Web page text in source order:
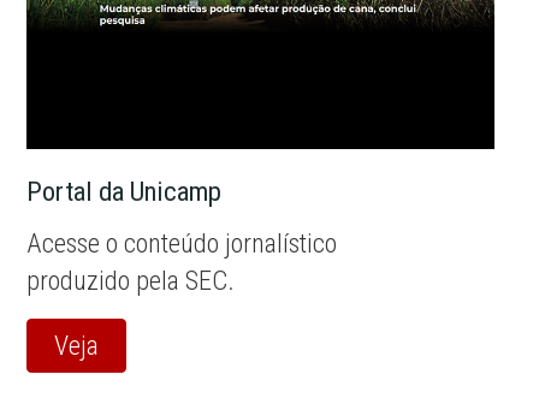
Portal da Unicamp
Acesse o conteúdo jornalístico
produzido pela SEC.
Veja